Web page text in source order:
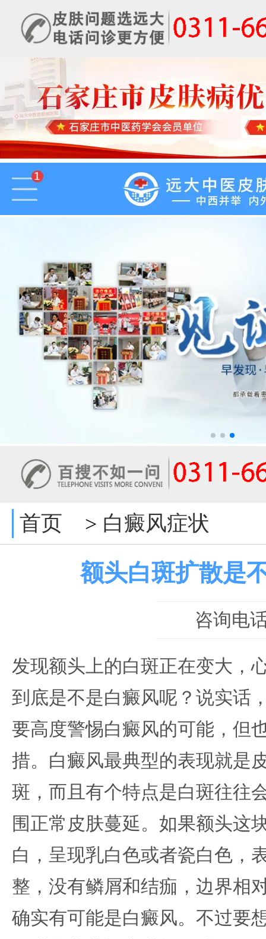
首页 > 白癜风症状
额头白斑扩散是
咨询电
发现额头上的白斑正在变大，
到底是不是白癜风呢？说实话
要高度警惕白癜风的可能，但
措。白癜风最典型的表现就是
斑，而且有个特点是白斑往往
围正常皮肤蔓延。如果额头这
白，呈现乳白色或者瓷白色，
整，没有鳞屑和结痂，边界相
确实有可能是白癜风。不过要